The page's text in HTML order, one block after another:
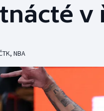
Basketbal
Boby a skeleton
Box
v
, NBA